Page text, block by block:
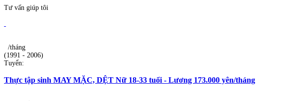
Tư vấn giúp tôi
/tháng
(1991 - 2006)
Tuyển:
Thực tập sinh MAY MẶC, DỆT Nữ 18-33 tuổi - Lương 173.000 yên/tháng